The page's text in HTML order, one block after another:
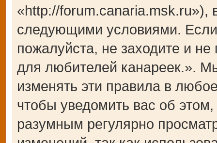
«http://forum.canaria.msk.ru»),
следующими условиями.
пожалуйста, не заходите и
для любителей канареек.».
изменять эти правила в
чтобы уведомить вас об
разумным регулярно